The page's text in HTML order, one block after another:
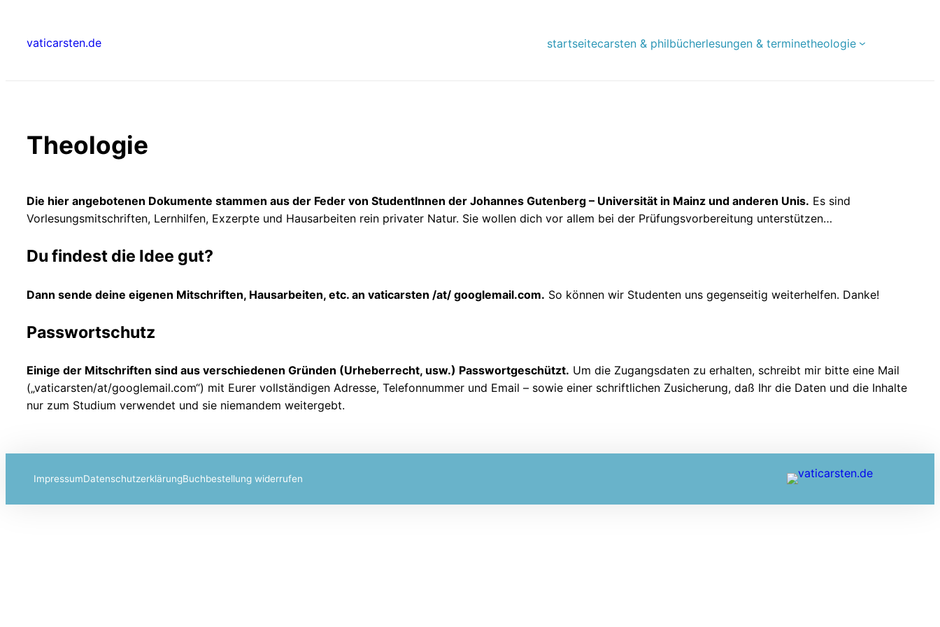
springen
vaticarsten.de startseitecarsten & philbücherlesungen & terminetheologie
Theologie
Die hier angebotenen Dokumente stammen aus der Feder von StudentInnen der Johannes Gutenberg – Universität in Mainz und anderen Unis. Es sind
Vorlesungsmitschriften, Lernhilfen, Exzerpte und Hausarbeiten rein privater Natur. Sie wollen dich vor allem bei der Prüfungsvorbereitung unterstützen…
Du findest die Idee gut?
Dann sende deine eigenen Mitschriften, Hausarbeiten, etc. an vaticarsten /at/ googlemail.com. So können wir Studenten uns gegenseitig weiterhelfen. Danke!
Passwortschutz
Einige der Mitschriften sind aus verschiedenen Gründen (Urheberrecht, usw.) Passwortgeschützt. Um die Zugangsdaten zu erhalten, schreibt mir bitte eine Mail
(„vaticarsten/at/googlemail.com“) mit Eurer vollständigen Adresse, Telefonnummer und Email – sowie einer schriftlichen Zusicherung, daß Ihr die Daten und die Inhalte
nur zum Studium verwendet und sie niemandem weitergebt.
ImpressumDatenschutzerklärungBuchbestellung widerrufen